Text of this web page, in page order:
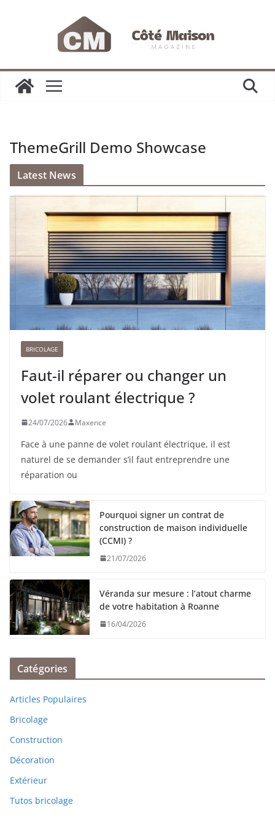
ThemeGrill Demo Showcase
Latest News
BRICOLAGE
Faut-il réparer ou changer un
volet roulant électrique ?
24/07/2026 Maxence
Face à une panne de volet roulant électrique, il est
naturel de se demander s’il faut entreprendre une
réparation ou
Pourquoi signer un contrat de
construction de maison individuelle
(CCMI) ?
21/07/2026
Véranda sur mesure : l’atout charme
de votre habitation à Roanne
16/04/2026
Catégories
Articles Populaires
Bricolage
Construction
Décoration
Extérieur
Tutos bricolage